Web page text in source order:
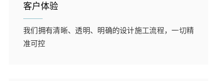
01
客户体验
我们拥有清晰、透明、明确的设计施工流程，一切精
准可控